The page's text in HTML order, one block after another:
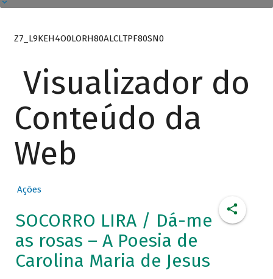
Z7_L9KEH4O0LORH80ALCLTPF80SN0
Visualizador do
Conteúdo da
Web
Ações
SOCORRO LIRA / Dá-me
as rosas – A Poesia de
Carolina Maria de Jesus